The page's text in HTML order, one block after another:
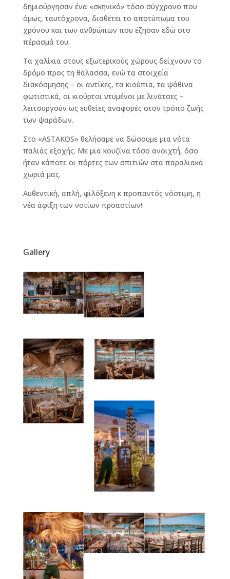
δημιούργησαν ένα «σκηνικό» τόσο σύγχρονο που
όμως, ταυτόχρονα, διαθέτει το αποτύπωμα του
χρόνου και των ανθρώπων που έζησαν εδώ στο
πέρασμά του.
Τα χαλίκια στους εξωτερικούς χώρους δείχνουν το
δρόμο προς τη θάλασσα, ενώ τα στοιχεία
διακόσμησης – οι αντίκες, τα κιούπια, τα ψάθινα
φωτιστικά, οι κιούρτοι ντυμένοι με λινάτσες –
λειτουργούν ως ευθείες αναφορές στον τρόπο ζωής
των ψαράδων.
Στο «ASTAKOS» θελήσαμε να δώσουμε μια νότα
παλιάς εξοχής. Με μια κουζίνα τόσο ανοιχτή, όσο
ήταν κάποτε οι πόρτες των σπιτιών στα παραλιακά
χωριά μας.
Αυθεντική, απλή, φιλόξενη κ προπαντός νόστιμη, η
νέα άφιξη των νοτίων προαστίων!
Gallery